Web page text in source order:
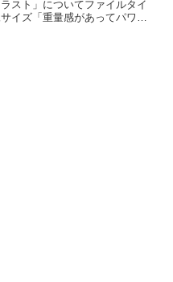
スト」についてファイルタイ
イズ「重量感があってパワフ